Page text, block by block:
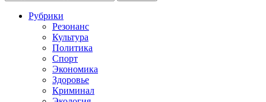
Рубрики
Резонанс
Культура
Политика
Спорт
Экономика
Здоровье
Криминал